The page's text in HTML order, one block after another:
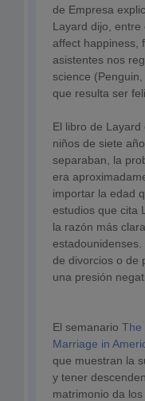
de Empresa
Layard dijo, entre
affect happiness,
asistentes nos
science
que resulta ser
El libro de
niños de siete
separaban, la
era
importar la edad
estudios que cita
la razón más
de divorcios o de
una presión
El semanario The
Marriage in
que muestran la
y tener
matrimonio da